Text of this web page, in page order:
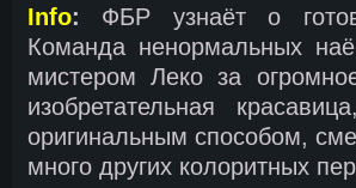
Info: ФБР узнаёт о
Команда ненормальных
мистером Леко за
изобретательная
оригинальным способом,
много других колоритных